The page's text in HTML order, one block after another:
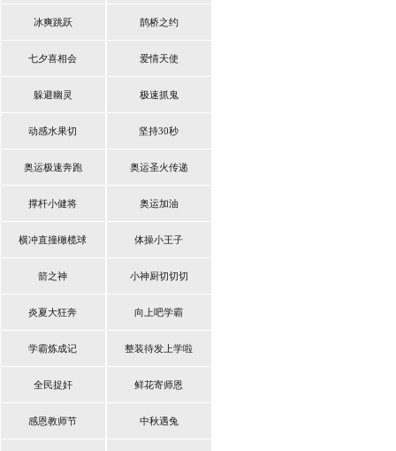
冰爽跳跃 鹊桥之约
七夕喜相会 爱情天使
躲避幽灵 极速抓鬼
动感水果切 坚持30秒
奥运极速奔跑 奥运圣火传递
撑杆小健将 奥运加油
横冲直撞橄榄球 体操小王子
箭之神 小神厨切切切
炎夏大狂奔 向上吧学霸
学霸炼成记 整装待发上学啦
全民捉奸 鲜花寄师恩
感恩教师节 中秋遇兔